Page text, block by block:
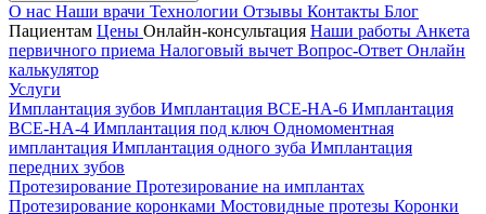
О нас Наши врачи Технологии Отзывы Контакты Блог
Пациентам Цены Онлайн-консультация Наши работы Анкета
первичного приема Налоговый вычет Вопрос-Ответ Онлайн
калькулятор
Услуги
Имплантация зубов Имплантация ВСЕ-НА-6 Имплантация
ВСЕ-НА-4 Имплантация под ключ Одномоментная
имплантация Имплантация одного зуба Имплантация
передних зубов
Протезирование Протезирование на имплантах
Протезирование коронками Мостовидные протезы Коронки